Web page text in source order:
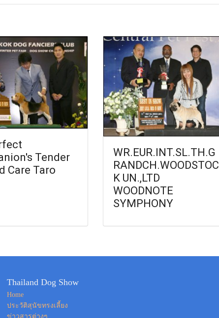
Tender
Care Taro
WR.EUR.INT.SL.TH.G
RANDCH.WOODSTOC
K UN.,LTD
WOODNOTE
SYMPHONY
Thailand Dog Show
Home
ประวัติสุนัขทรงเลี้ยง
ข่าวสารต่างๆ